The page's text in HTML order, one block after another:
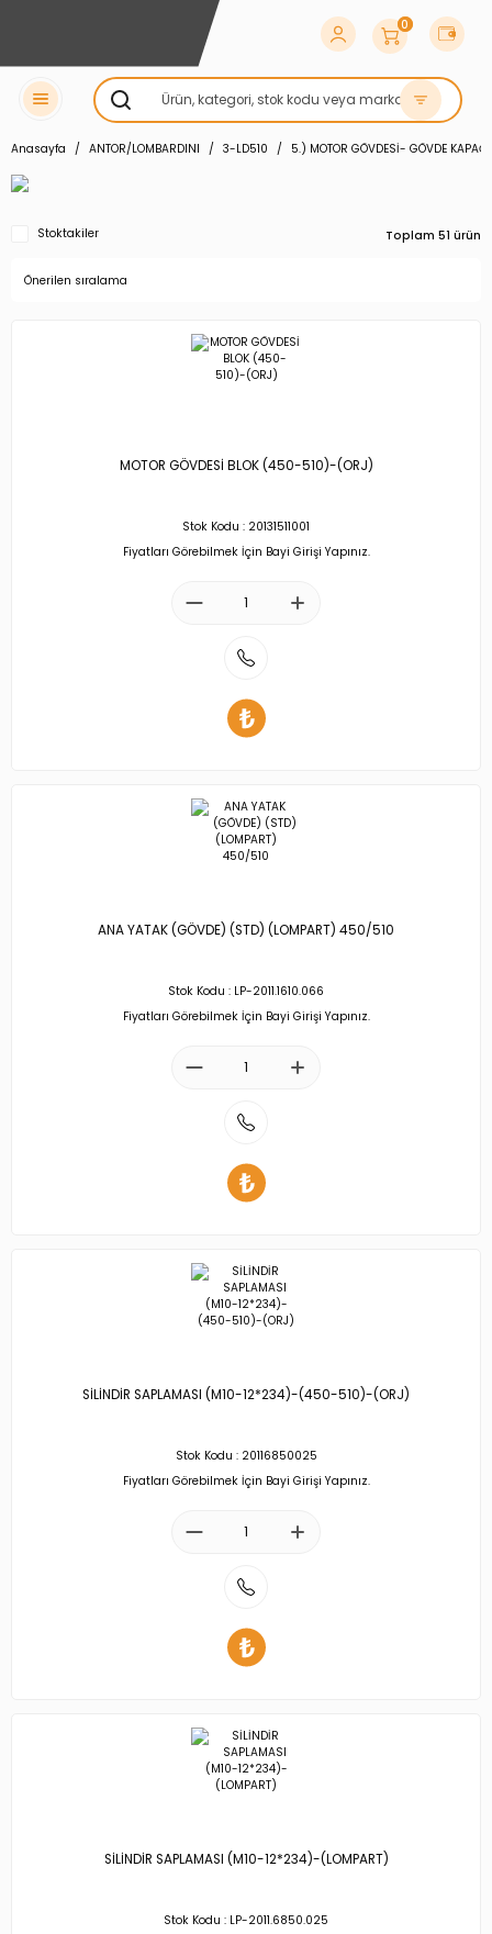
0
Anasayfa ANTOR/LOMBARDINI 3-LD510 5.) MOTOR GÖVDESİ- GÖVDE
Stoktakiler Toplam 51 ürün
MOTOR GÖVDESİ BLOK (450-510)-(ORJ)
Stok Kodu : 20131511001
Fiyatları Görebilmek İçin Bayi Girişi Yapınız.
ANA YATAK (GÖVDE) (STD) (LOMPART) 450/510
Stok Kodu : LP-2011.1610.066
Fiyatları Görebilmek İçin Bayi Girişi Yapınız.
SİLİNDİR SAPLAMASI (M10-12*234)-(450-510)-(ORJ)
Stok Kodu : 20116850025
Fiyatları Görebilmek İçin Bayi Girişi Yapınız.
SİLİNDİR SAPLAMASI (M10-12*234)-(LOMPART)
Stok Kodu : LP-2011.6850.025